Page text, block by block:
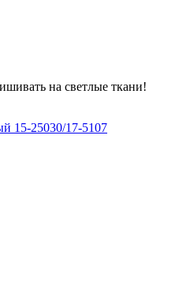
на светлые ткани!
15-25030/17-5107